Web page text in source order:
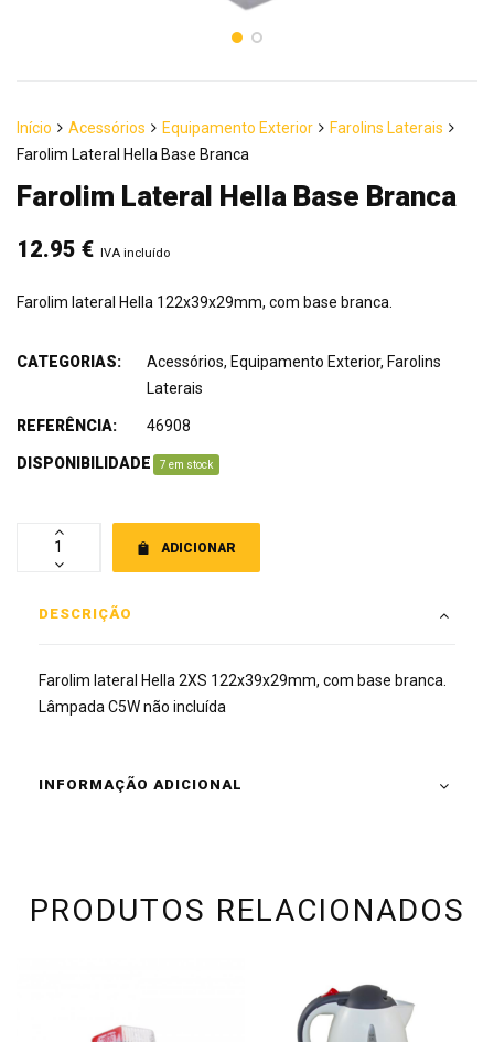
Início Acessórios Equipamento Exterior
Farolins Laterais
Farolim Lateral Hella Base Branca
Farolim Lateral Hella Base Branca
12.95 € IVA incluído
Farolim lateral Hella 122x39x29mm, com base branca.
ADICIONAR
CATEGORIAS: Acessórios, Equipamento Exterior, Farolins
Laterais
REFERÊNCIA: 46908
DISPONIBILIDADE: 7 em stock
DESCRIÇÃO
Farolim lateral Hella 2XS 122x39x29mm, com base branca.
Lâmpada C5W não incluída
INFORMAÇÃO ADICIONAL
PRODUTOS RELACIONADOS